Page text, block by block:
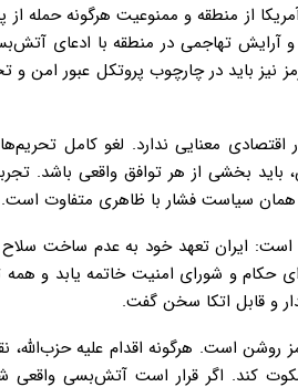
از منطقه و ممنوعیت هرگونه حمله
تهاجمی در منطقه با ادعای
نیز باید در چارچوب پروتکل عبور امن
معنایی ندارد. لغو کامل
باید بخشی از هر توافق واقعی باشد.
همان سیاست فشار با ظاهری متفاوت است.
ایران تعهد خود به عدم ساخت سلاح
حکام و شورای امنیت خاتمه یابد و همه
و قابل اتکا سخن گفت.
روشن است. هرگونه اقدام علیه
سکوت کند. اگر قرار است آتش‌بسی